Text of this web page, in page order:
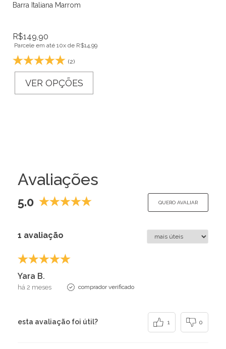
Barra Italiana Marrom
R$149,90
Parcele em até 10x de R$14,99
(2)
VER OPÇÕES
Avaliações
5.0 QUERO AVALIAR
1 avaliação
Yara B.
há 2 meses comprador verificado
esta avaliação foi útil? 1 0